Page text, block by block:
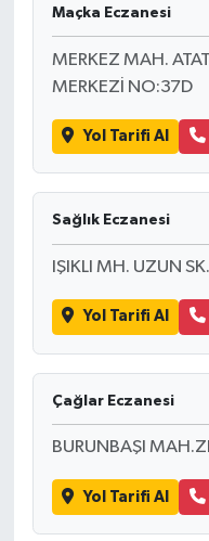
Maçka Eczanesi
MERKEZ MAH.
MERKEZİ NO:37D
Yol Tarifi Al
Sağlık Eczanesi
IŞIKLI MH. UZUN
Yol Tarifi Al
Çağlar Eczanesi
BURUNBAŞI
Yol Tarifi Al